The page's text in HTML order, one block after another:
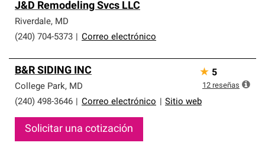
J&D Remodeling Svcs LLC
Riverdale, MD
(240) 704-5373
Correo electrónico
B&R SIDING INC
College Park, MD
(240) 498-3646
Correo electrónico Sitio web
Solicitar una cotización
★ 5
12 reseñas